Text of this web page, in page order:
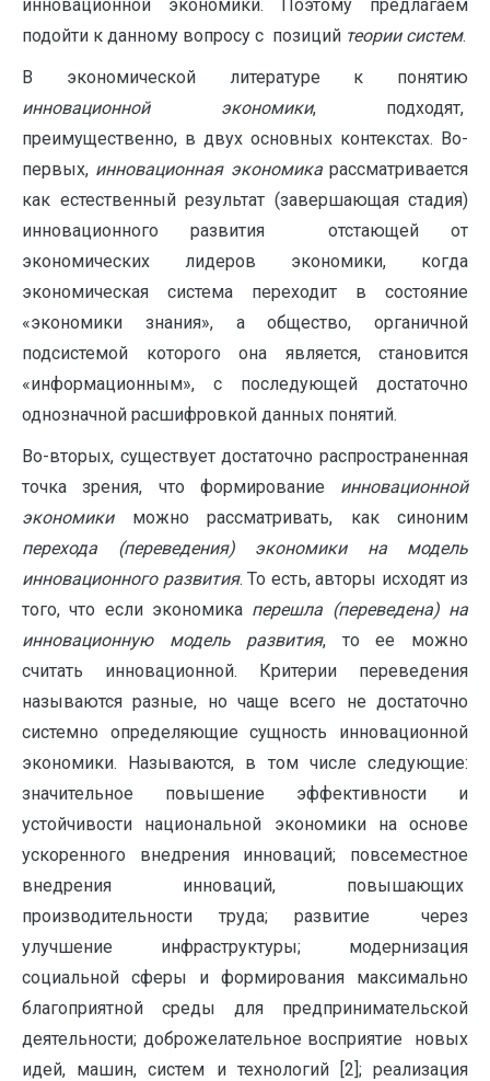
инновационной экономики. Поэтому предлагаем
подойти к данному вопросу с позиций теории систем.
В экономической литературе к понятию
инновационной экономики, подходят,
преимущественно, в двух основных контекстах. Во-
первых, инновационная экономикарассматривается
как естественный результат (завершающая стадия)
инновационного развития отстающей от
экономических лидеров экономики, когда
экономическая система переходит в состояние
«экономики знания», а общество, органичной
подсистемой которого она является, становится
«информационным», с последующей достаточно
однозначной расшифровкой данных понятий.
Во-вторых, существует достаточно распространенная
точка зрения, что формирование инновационной
экономикиможно рассматривать, как синоним
перехода (переведения) экономики на модель
инновационного развития. То есть, авторы исходят из
того, что если экономика перешла (переведена) на
инновационную модель развития, то ее можно
считать инновационной. Критерии переведения
называются разные, но чаще всего не достаточно
системно определяющие сущность инновационной
экономики. Называются, в том числе следующие:
значительное повышение эффективности и
устойчивости национальной экономики на основе
ускоренного внедрения инноваций; повсеместное
внедрения инноваций, повышающих
производительности труда; развитие через
улучшение инфраструктуры; модернизация
социальной сферы и формирования максимально
благоприятной среды для предпринимательской
деятельности; доброжелательное восприятие новых
идей, машин, систем и технологий [2]; реализация